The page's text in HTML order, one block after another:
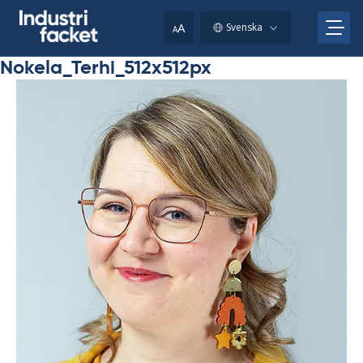
AA Svenska
Nokela_Terhi_512x512px